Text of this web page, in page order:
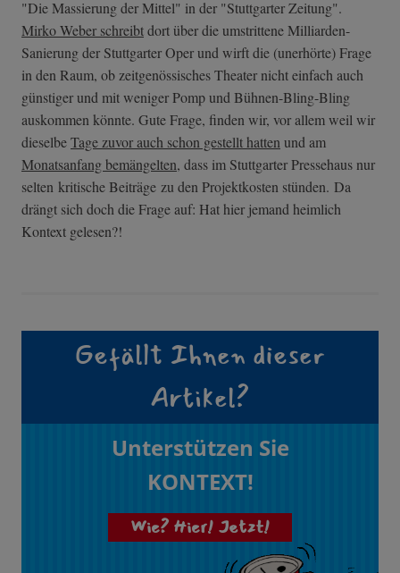
"Die Massierung der Mittel" in der "Stuttgarter Zeitung".
Mirko Weber schreibtdort über die umstrittene Milliarden-
Sanierung der Stuttgarter Oper und wirft die (unerhörte) Frage
in den Raum, ob zeitgenössisches Theater nicht einfach auch
günstiger und mit weniger Pomp und Bühnen-Bling-Bling
auskommen könnte. Gute Frage, finden wir, vor allem weil wir
dieselbeTage zuvor auch schon gestellt hattenund am
Monatsanfang bemängelten, dass im Stuttgarter Pressehaus nur
selten kritische Beiträge zu den Projektkosten stünden. Da
drängt sich doch die Frage auf: Hat hier jemand heimlich
Kontext gelesen?!
Gefällt Ihnen dieser
Artikel?
Unterstützen Sie
KONTEXT!
Wie? Hier! Jetzt!